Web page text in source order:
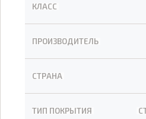
КЛАСС
ПРОИЗВОДИТЕЛЬ
СТРАНА
ТИП ПОКРЫТИЯ